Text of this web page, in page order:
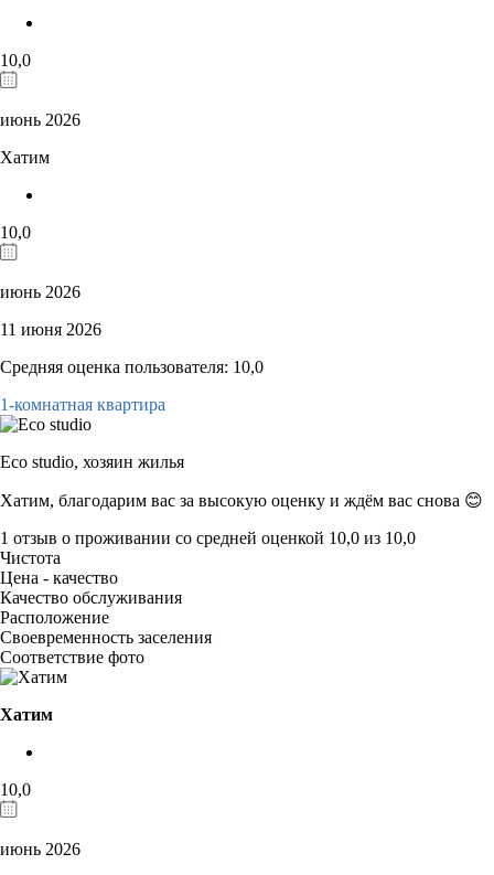
10,0
июнь 2026
Хатим
10,0
июнь 2026
11 июня 2026
Средняя оценка пользователя: 10,0
1-комнатная квартира
Eco studio, хозяин жилья
Хатим, благодарим вас за высокую оценку и ждём вас снова 😊
1 отзыв о проживании со средней оценкой 10,0 из 10,0
Чистота
Цена - качество
Качество обслуживания
Расположение
Своевременность заселения
Соответствие фото
Хатим
10,0
июнь 2026